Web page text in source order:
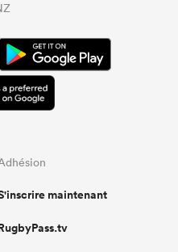
maintenant